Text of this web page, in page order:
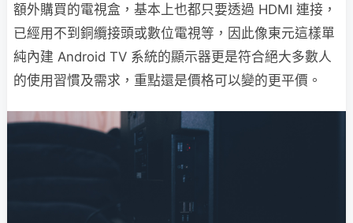
額外購買的電視盒，基本上也都只要透過 HDMI 連接，
已經用不到銅纜接頭或數位電視等，因此像東元這樣單
純內建 Android TV 系統的顯示器更是符合絕大多數人
的使用習慣及需求，重點還是價格可以變的更平價。